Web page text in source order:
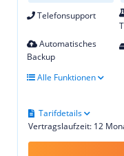
Telefonsupport
Automatisches
Backup
Alle Funktionen
Vertragslaufzeit: 12
Tarifdetails